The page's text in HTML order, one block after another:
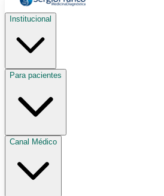
Institucional
Para pacientes
Canal Médico